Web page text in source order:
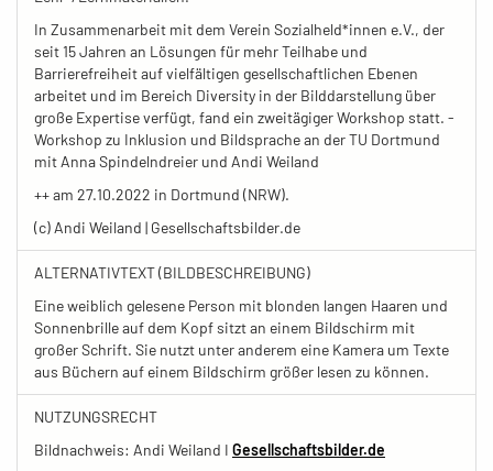
In Zusammenarbeit mit dem Verein Sozialheld*innen e.V., der
seit 15 Jahren an Lösungen für mehr Teilhabe und
Barrierefreiheit auf vielfältigen gesellschaftlichen Ebenen
arbeitet und im Bereich Diversity in der Bilddarstellung über
große Expertise verfügt, fand ein zweitägiger Workshop statt. -
Workshop zu Inklusion und Bildsprache an der TU Dortmund
mit Anna Spindelndreier und Andi Weiland
++ am 27.10.2022 in Dortmund (NRW).
(c) Andi Weiland | Gesellschaftsbilder.de
ALTERNATIVTEXT (BILDBESCHREIBUNG)
Eine weiblich gelesene Person mit blonden langen Haaren und
Sonnenbrille auf dem Kopf sitzt an einem Bildschirm mit
großer Schrift. Sie nutzt unter anderem eine Kamera um Texte
aus Büchern auf einem Bildschirm größer lesen zu können.
NUTZUNGSRECHT
Bildnachweis: Andi Weiland I Gesellschaftsbilder.de